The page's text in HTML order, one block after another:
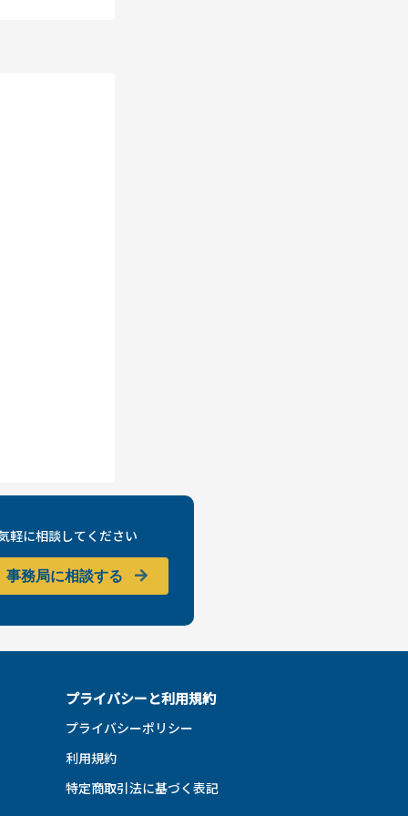
軽に相談してください
事務局に相談する
プライバシーと利用規約
プライバシーポリシー
利用規約
特定商取引法に基づく表記